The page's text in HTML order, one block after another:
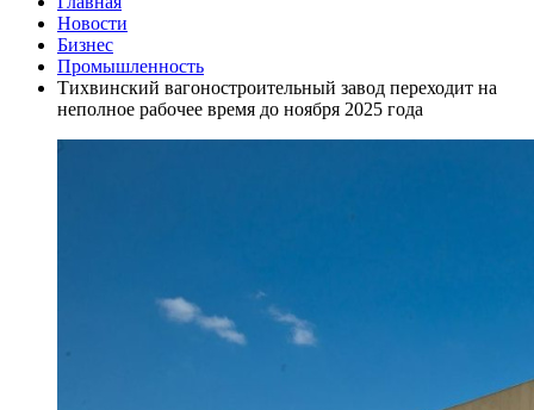
Новости
Бизнес
Промышленность
Тихвинский вагоностроительный завод переходит на
неполное рабочее время до ноября 2025 года